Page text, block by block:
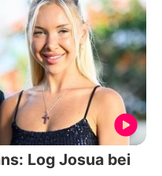
Log Josua bei